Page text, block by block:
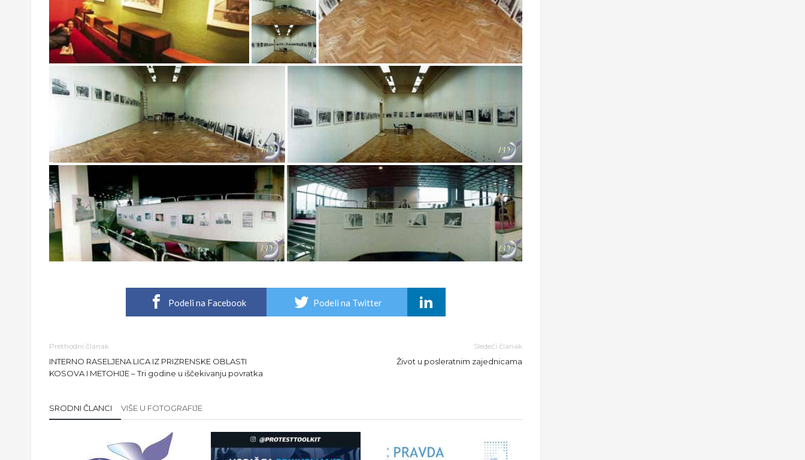
Podeli na Facebook Podeli na Twitter
Prethodni članak
INTERNO RASELJENA LICA IZ PRIZRENSKE OBLASTI
KOSOVA I METOHIJE – Tri godine u iščekivanju povratka
Sledeći članak
Život u posleratnim zajednicama
SRODNI ČLANCI VIŠE U FOTOGRAFIJE